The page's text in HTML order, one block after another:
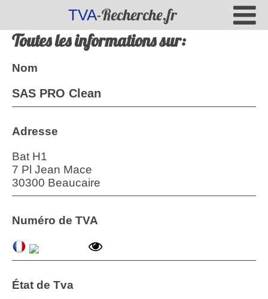
TVA-Recherche.fr
Toutes les informations sur:
Nom
SAS PRO Clean
Adresse
Bat H1
7 Pl Jean Mace
30300 Beaucaire
Numéro de TVA
État de Tva